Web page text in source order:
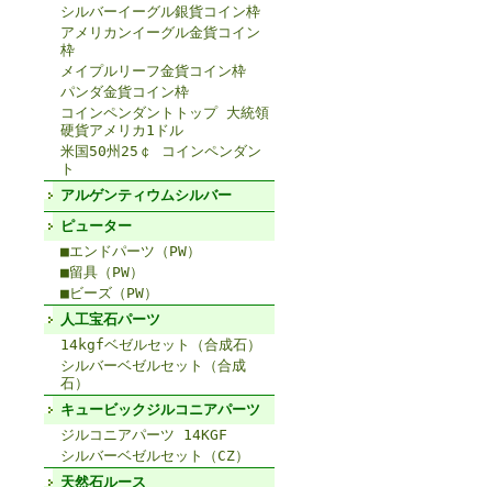
シルバーイーグル銀貨コイン枠
アメリカンイーグル金貨コイン
枠
メイプルリーフ金貨コイン枠
パンダ金貨コイン枠
コインペンダントトップ 大統領
硬貨アメリカ1ドル
米国50州25￠ コインペンダン
ト
アルゲンティウムシルバー
ピューター
■エンドパーツ（PW）
■留具（PW）
■ビーズ（PW）
人工宝石パーツ
14kgfベゼルセット（合成石）
シルバーベゼルセット（合成
石）
キュービックジルコニアパーツ
ジルコニアパーツ 14KGF
シルバーベゼルセット（CZ）
天然石ルース